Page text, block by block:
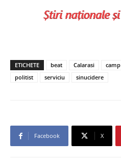
ETICHETE beat Calarasi camp
politist
serviciu sinucidere
Facebook X